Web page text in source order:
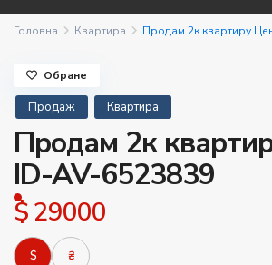
Головна Квартира Продам 2к квартиру
Продаж Квартира
Продам 2к
ID-AV-6523839
$ 29000
$ ₴
Обране